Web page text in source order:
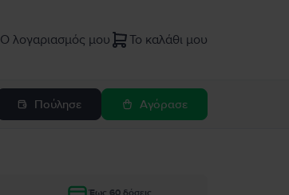
Ο λογαριασμός μου Το καλάθι μου
Πούλησε Αγόρασε